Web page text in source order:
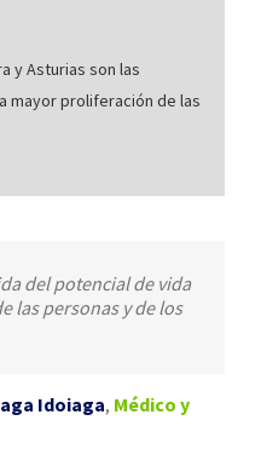
y Asturias son las
mayor proliferación de las
del potencial de vida
las personas y de los
Idoiaga, Médico y